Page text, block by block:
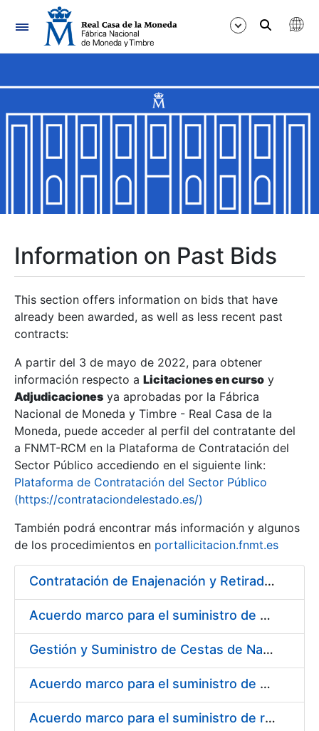
Navigation
Show/Hide
Show/Hide
Show/Hide
Show/Hide
Show/Hide
Show/Hide
Information on Past Bids
This section offers information on bids that have
already been awarded, as well as less recent past
contracts:
A partir del 3 de mayo de 2022, para obtener
información respecto a Licitaciones en curso y
Adjudicaciones ya aprobadas por la Fábrica
Nacional de Moneda y Timbre - Real Casa de la
Moneda, puede acceder al perfil del contratante del
a FNMT-RCM en la Plataforma de Contratación del
Sector Público accediendo en el siguiente link:
Plataforma de Contratación del Sector Público
(https://contrataciondelestado.es/)
También podrá encontrar más información y algunos
de los procedimientos en portallicitacion.fnmt.es
Contratación de Enajenación y Retirada de Chatarra de Hierro, Acero y Chapa de la RCM-FNMT
Acuerdo marco para el suministro de material de electricidad para la FNMT RCM en su sede de Madrid
Gestión y Suministro de Cestas de Navidad para los trabajadores de la Fábrica Nacional de Moneda y Timbre-Real Casa de la Moneda (FNMT-RCM) para el año 2021
Acuerdo marco para el suministro de material de transmisiones de potencia, rodamientos, estanqueidad e hidráulica
Acuerdo marco para el suministro de repuestos específicos de maquinaria